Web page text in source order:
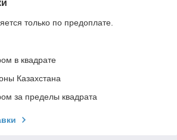
только по предоплате.
в квадрате
Казахстана
за пределы квадрата